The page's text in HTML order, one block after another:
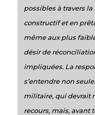
possibles à travers
constructif et en
même aux plus
désir de
impliquées. La
s’entendre non
militaire, qui devrait
recours, mais, avant